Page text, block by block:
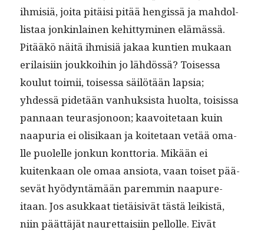
ihmisiä, joi­ta pitäisi pitää hengis­sä ja mah­dol­
lis­taa jonkin­lainen kehit­tymi­nen elämässä.
Pitääkö näitä ihmisiä jakaa kun­tien mukaan
eri­laisi­in joukkoi­hin jo lähdössä? Toises­sa
koulut toimii, toises­sa säilötään lap­sia;
yhdessä pide­tään van­huk­sista huol­ta, toi­sis­sa
pan­naan teurasjonoon; kaavoite­taan kuin
naa­puria ei olisikaan ja koite­taan vetää oma­
lle puolelle jonkun kont­to­ria. Mikään ei
kuitenkaan ole omaa ansio­ta, vaan toiset pää­
sevät hyö­dyn­tämään parem­min naa­pure­
itaan. Jos asukkaat tietäi­sivät tästä leik­istä,
niin päät­täjät nau­ret­taisi­in pel­lolle. Eivät